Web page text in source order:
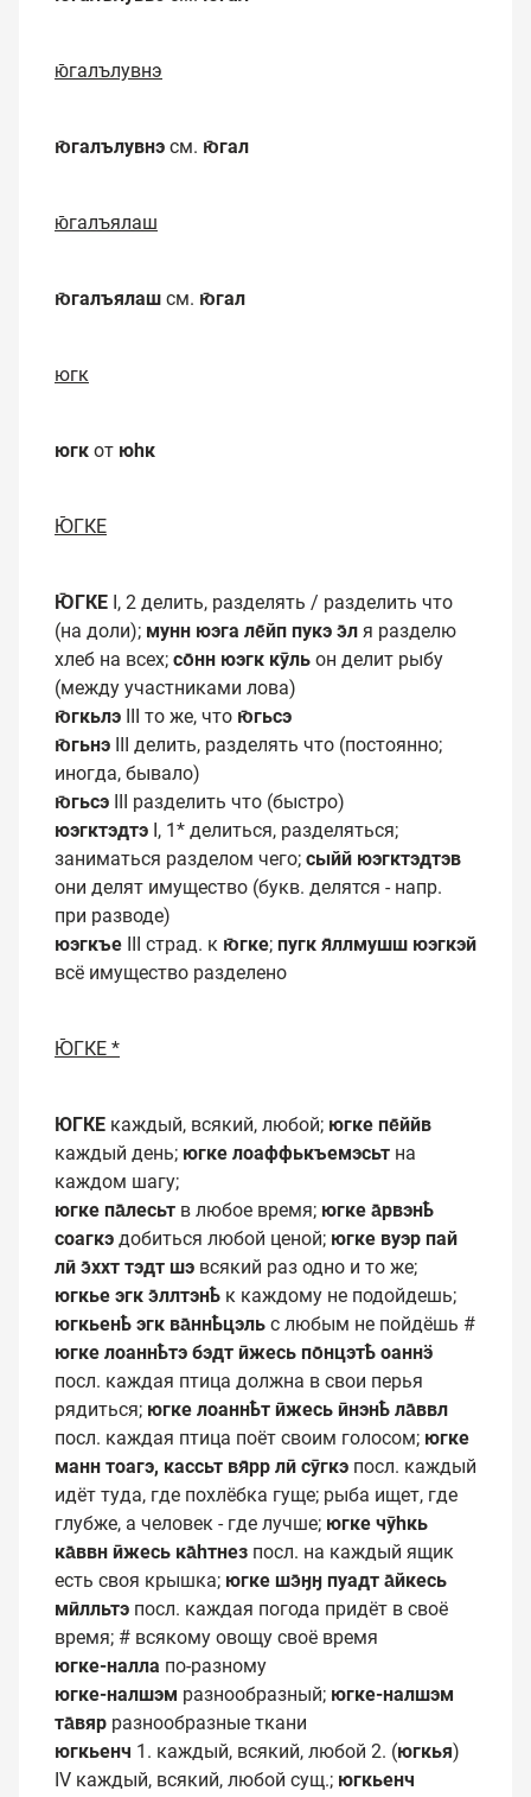
ю̄галълувнэ
ю̄галълувнэ см. ю̄гал
ю̄галъялаш
ю̄галъялаш см. ю̄гал
югк
югк от юһк
Ю̄ГКЕ
Ю̄ГКЕ I, 2 делить, разделять / разделить что
(на доли); мунн юэга ле̄йп пукэ э̄л я разделю
хлеб на всех; со̄нн юэгк кӯль он делит рыбу
(между участниками лова)
ю̄гкьлэ III то же, что ю̄гьсэ
ю̄гьнэ III делить, разделять что (постоянно;
иногда, бывало)
ю̄гьсэ III разделить что (быстро)
юэгктэдтэ I, 1* делиться, разделяться;
заниматься разделом чего; сыйй юэгктэдтэв
они делят имущество (букв. делятся - напр.
при разводе)
юэгкъе III страд. к ю̄гке; пугк я̄ллмушш юэгкэй
всё имущество разделено
Ю̄ГКЕ *
ЮГКЕ каждый, всякий, любой; югке пе̄ййв
каждый день; югке лоаффькъемэсьт на
каждом шагу;
югке па̄лесьт в любое время; югке а̄рвэнҍ
соагкэ добиться любой ценой; югке вуэр пай
лӣ э̄ххт тэдт шэ всякий раз одно и то же;
югкье эгк э̄ллтэнҍ к каждому не подойдешь;
югкьенҍ эгк ва̄ннҍцэль с любым не пойдёшь #
югке лоаннҍтэ бэдт ӣжесь по̄нцэтҍ оаннӭ
посл. каждая птица должна в свои перья
рядиться; югке лоаннҍт ӣжесь ӣнэнҍ ла̄ввл
посл. каждая птица поёт своим голосом; югке
манн тоагэ, кассьт вя̄рр лӣ сӯгкэ посл. каждый
идёт туда, где похлёбка гуще; рыба ищет, где
глубже, а человек - где лучше; югке чӯһкь
ка̄ввн ӣжесь ка̄һтнез посл. на каждый ящик
есть своя крышка; югке шэ̄ӈӈ пуадт а̄йкесь
мӣлльтэ посл. каждая погода придёт в своё
время; # всякому овощу своё время
югке-налла по-разному
югке-налшэм разнообразный; югке-налшэм
та̄вяр разнообразные ткани
югкьенч 1. каждый, всякий, любой 2. (югкья)
IV каждый, всякий, любой сущ.; югкьенч